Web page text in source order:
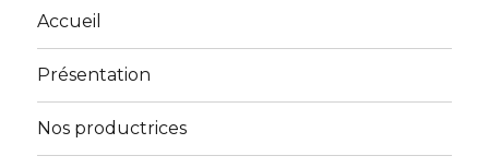
Accueil
Présentation
Nos productrices